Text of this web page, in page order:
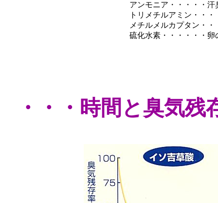
アンモニア・・・・・
トリメチルアミン・・
メチルメルカプタン・
硫化水素・・・・・・卵
・・・時間と臭気